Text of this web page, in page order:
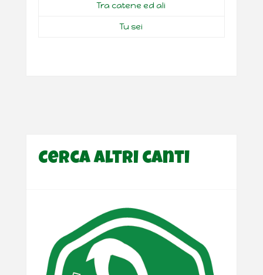
Tra catene ed ali
Tu sei
Cerca altri canti